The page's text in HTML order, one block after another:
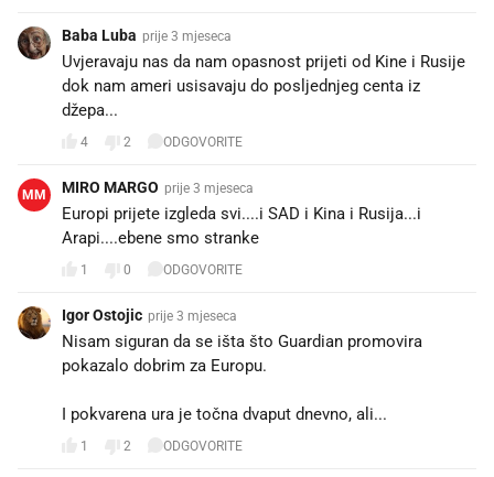
Baba Luba prije 3 mjeseca
Uvjeravaju nas da nam opasnost prijeti od Kine i Rusije
dok nam ameri usisavaju do posljednjeg centa iz
džepa...
4 2 ODGOVORITE
MM MIRO MARGO prije 3 mjeseca
Europi prijete izgleda svi....i SAD i Kina i Rusija...i
Arapi....ebene smo stranke
1 0 ODGOVORITE
Igor Ostojic prije 3 mjeseca
Nisam siguran da se išta što Guardian promovira
pokazalo dobrim za Europu.
I pokvarena ura je točna dvaput dnevno, ali...
1 2 ODGOVORITE